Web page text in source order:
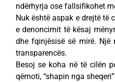
ndërhyrja ose fallsifikohet
Nuk është aspak e drejtë të
e denoncimit të kësaj
dhe fqinjësisë së mirë. Një
transparencës.
Besoj se koha në të cilën
qëmoti, “shapin nga